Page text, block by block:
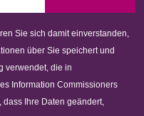
Sie sich damit einverstanden,
über Sie speichert und
verwendet, die in
Information Commissioners
Ihre Daten geändert,